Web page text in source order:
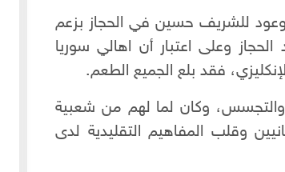
للشريف حسين في الحجاز بزعم
وعلى اعتبار أن اهالي سوريا
فقد بلع الجميع الطعم.
والتجسس، وكان لما لهم من شعبية
وقلب المفاهيم التقليدية لدى
16-04-2022
شعار الماسونية على واجهة قصر رزق الله غزالة بحي العزيزية
بحلب